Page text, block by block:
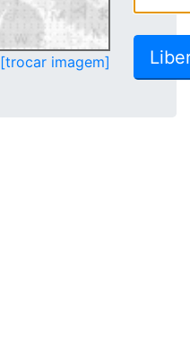
[trocar imagem]